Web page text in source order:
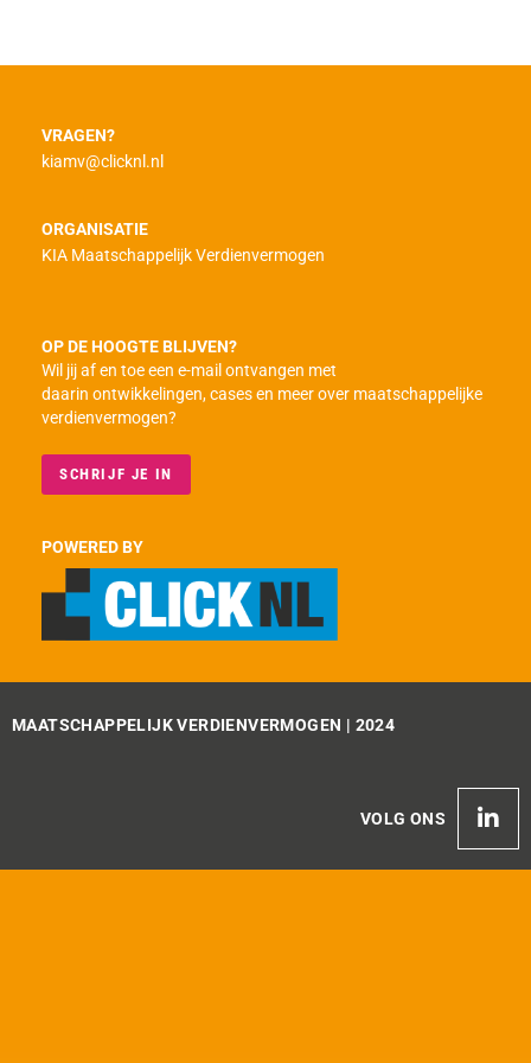
VRAGEN?
kiamv@clicknl.nl
ORGANISATIE
KIA Maatschappelijk Verdienvermogen
OP DE HOOGTE BLIJVEN?
Wil jij af en toe een e-mail ontvangen met
daarin ontwikkelingen, cases en meer over maatschappelijke
verdienvermogen?
SCHRIJF JE IN
POWERED BY
MAATSCHAPPELIJK VERDIENVERMOGEN | 2024
VOLG ONS